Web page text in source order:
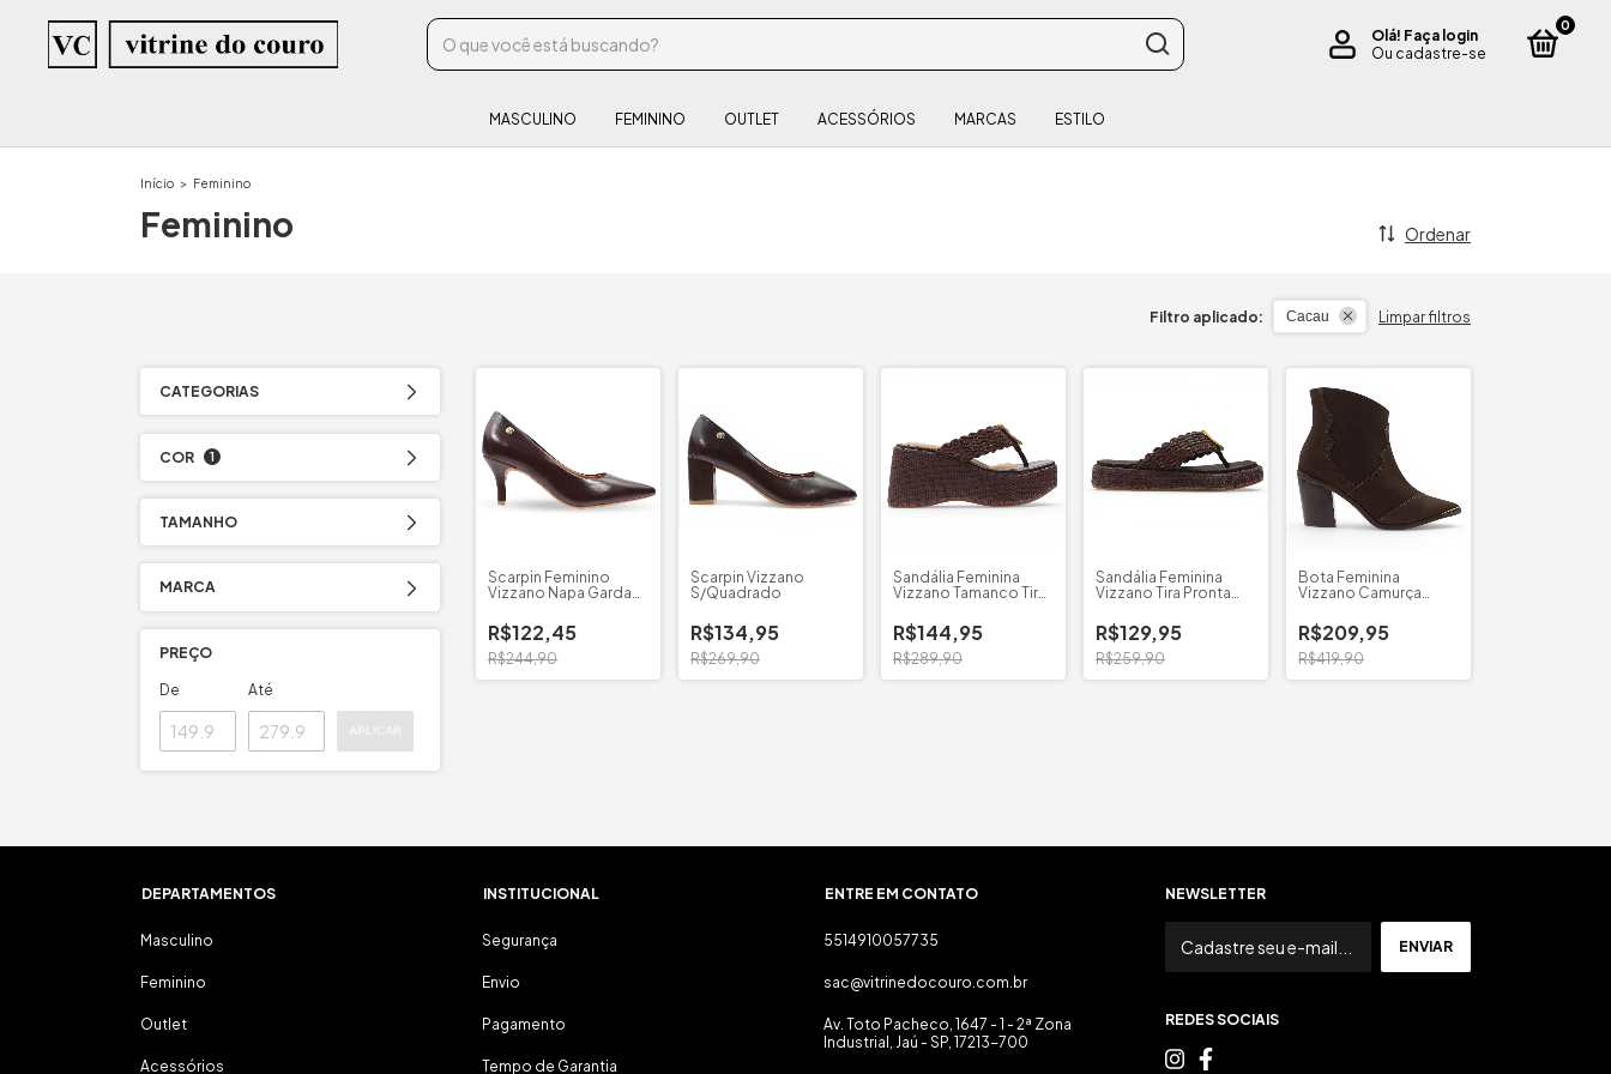
Olá! Faça login
Ou cadastre-se
0
MASCULINO FEMININO OUTLET ACESSÓRIOS MARCAS ESTILO
Início > Feminino
Feminino Ordenar
Filtro aplicado: Cacau Limpar filtros
CATEGORIAS
COR 1
TAMANHO
MARCA
PREÇO
De Até
Scarpin Feminino
Vizzano Napa Garda
R$122,45
R$244,90
Scarpin Vizzano
S/Quadrado
R$134,95
R$269,90
Sandália Feminina
Vizzano Tamanco Tira
R$144,95
R$289,90
Sandália Feminina
Vizzano Tira Pronta
R$129,95
R$259,90
Bota Feminina
Vizzano Camurça
R$209,95
R$419,90
DEPARTAMENTOS
Masculino
Feminino
Outlet
Acessórios
INSTITUCIONAL
Segurança
Envio
Pagamento
Tempo de Garantia
ENTRE EM CONTATO
5514910057735
sac@vitrinedocouro.com.br
Av. Toto Pacheco, 1647 - 1 - 2ª Zona
Industrial, Jaú - SP, 17213-700
NEWSLETTER
REDES SOCIAIS